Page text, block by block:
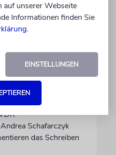
des ÖRR
Journalisten hat sich
der Synagogen-
Schafarczyk
das Schreiben
auf unserer Webseite
Informationen finden Sie
.
EINSTELLUNGEN